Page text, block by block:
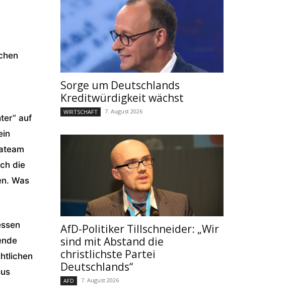
auf
die
Was
Sorge um Deutschlands
Kreditwürdigkeit wächst
WIRTSCHAFT 7. August 2026
AfD-Politiker Tillschneider: „Wir
sind mit Abstand die
christlichste Partei
Deutschlands“
AFD 7. August 2026